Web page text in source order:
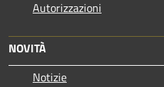
Autorizzazioni
NOVITÀ
Notizie